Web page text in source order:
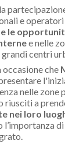
e operatori
e le
e nelle
centri
occasione che
nelle zone
riusciti a
nei loro